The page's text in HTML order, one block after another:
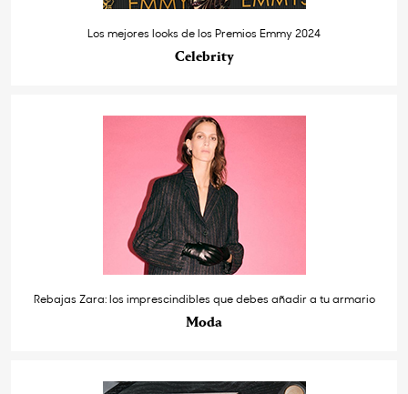
Los mejores looks de los Premios Emmy 2024
Celebrity
Rebajas Zara: los imprescindibles que debes añadir a tu armario
Moda